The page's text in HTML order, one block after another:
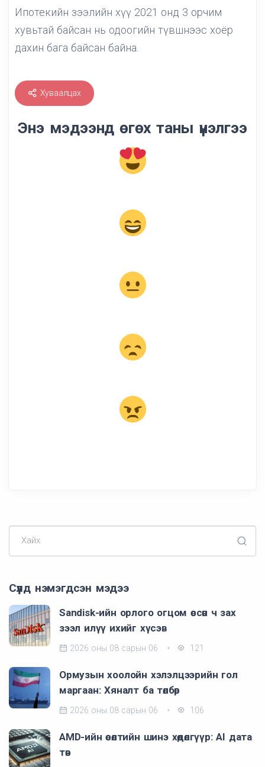
Ипотекийн зээлийн хүү 2021 онд 3 орчим
хувьтай байсан нь одоогийн түвшнээс хоёр
дахин бага байсан байна.
Хуваалцах
Энэ мэдээнд өгөх таны үнэлгээ
Хайх
Сүүлд нэмэгдсэн мэдээ
Sandisk-ийн орлого огцом өссөн ч зах
зээл илүү ихийг хүсэв
2026 оны 08 сарын 06 121
Ормузын хоолойн хэлэлцээрийн гол
маргаан: Хяналт ба төлбөр
2026 оны 08 сарын 06 106
AMD-ийн өсөлтийн шинэ хөдөлгүүр: AI дата
төв